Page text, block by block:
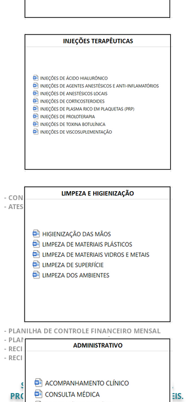
- MANUAL DE BOAS PRÁTICAS -
CONTRATOS E ATESTADOS
- CONTRATOS DE PRESTAÇÃO DE SERVIÇO
- ATESTADOS
PLANILHAS E RECIBOS
- PLANILHA DE CONTROLE FINANCEIRO MENSAL
- PLANILHA FLUXO DE CAIXA DIÁRIO
- RECIBO DE PAGAMENTO
- RECIBO DE REEMBOLSO
SÃO70DOCUMENTOS PROFISSIONAIS JÁ
PRONTOS PARA USO, TOTALMENTE EDITÁVEIS.